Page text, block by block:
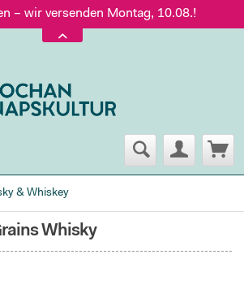
– wir versenden Montag, 10.08.!
5,60 €, gratis ab 95 € Warenwert
– wir versenden Montag, 10.08.!
& Whiskey
Whisky